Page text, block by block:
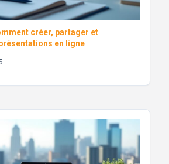
créer, partager et
en ligne